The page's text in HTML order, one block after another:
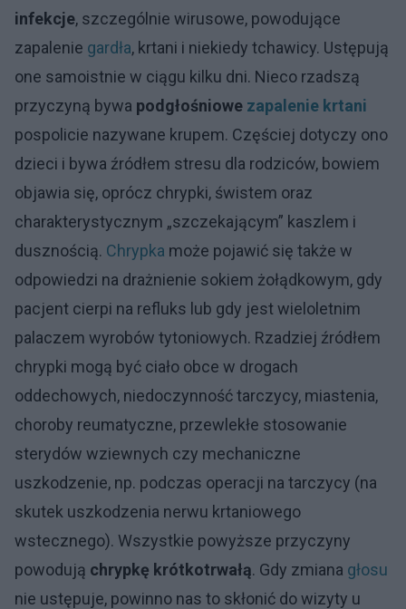
infekcje, szczególnie wirusowe, powodujące
zapalenie gardła, krtani i niekiedy tchawicy. Ustępują
one samoistnie w ciągu kilku dni. Nieco rzadszą
przyczyną bywa podgłośniowe zapalenie krtani
pospolicie nazywane krupem. Częściej dotyczy ono
dzieci i bywa źródłem stresu dla rodziców, bowiem
objawia się, oprócz chrypki, świstem oraz
charakterystycznym „szczekającym” kaszlem i
dusznością. Chrypka może pojawić się także w
odpowiedzi na drażnienie sokiem żołądkowym, gdy
pacjent cierpi na refluks lub gdy jest wieloletnim
palaczem wyrobów tytoniowych. Rzadziej źródłem
chrypki mogą być ciało obce w drogach
oddechowych, niedoczynność tarczycy, miastenia,
choroby reumatyczne, przewlekłe stosowanie
sterydów wziewnych czy mechaniczne
uszkodzenie, np. podczas operacji na tarczycy (na
skutek uszkodzenia nerwu krtaniowego
wstecznego). Wszystkie powyższe przyczyny
powodują chrypkę krótkotrwałą. Gdy zmiana głosu
nie ustępuje, powinno nas to skłonić do wizyty u